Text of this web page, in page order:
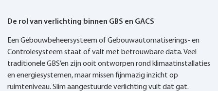
De rol van verlichting binnen GBS en GACS
Een Gebouwbeheersysteem of Gebouwautomatiserings- en
Controlesysteem staat of valt met betrouwbare data. Veel
traditionele GBS’en zijn ooit ontworpen rond klimaatinstallaties
en energiesystemen, maar missen fijnmazig inzicht op
ruimteniveau. Slim aangestuurde verlichting vult dat gat.